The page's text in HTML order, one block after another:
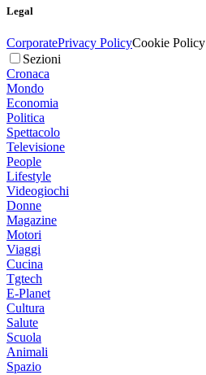
Legal
CorporatePrivacy PolicyCookie Policy
Sezioni
Cronaca
Mondo
Economia
Politica
Spettacolo
Televisione
People
Lifestyle
Videogiochi
Donne
Magazine
Motori
Viaggi
Cucina
Tgtech
E-Planet
Cultura
Salute
Scuola
Animali
Spazio